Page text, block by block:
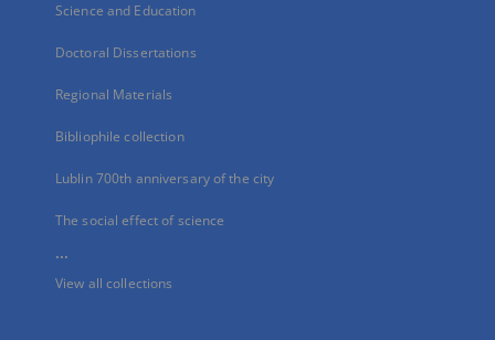
Science and Education
Doctoral Dissertations
Regional Materials
Bibliophile collection
Lublin 700th anniversary of the city
The social effect of science
...
View all collections